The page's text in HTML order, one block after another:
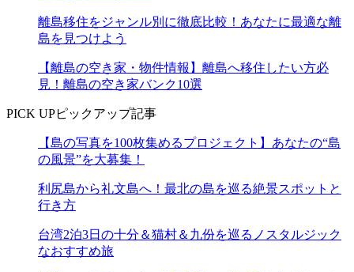
離島移住をジャンル別に徹底比較！あなたに最適な離
島を見つけよう
【離島の空き家・物件情報】離島へ移住したい方必
見！離島の空き家バンク10選
PICK UPピックアップ記事
【島の写真を100枚集めるプロジェクト】あなたの“島
の風景”を大募集！
利尻島から礼文島へ！最北の島を巡る絶景スポットと
行き方
台湾2泊3日の十分＆猫村＆九份を巡るノスタルジック
なおすすめ旅